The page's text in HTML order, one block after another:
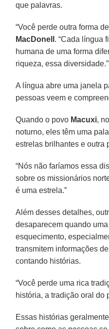
que palavras.
“Você perde outra forma
MacDonell . “Cada língua
humana de uma forma
riqueza, essa diversidade.”
A língua abre uma janela
pessoas veem e
Quando o povo Macuxi, no
noturno, eles têm uma
estrelas brilhantes e outra
“Nós não faríamos essa
sobre os missionários
é uma estrela.”
Além desses detalhes,
desaparecem quando
esquecimento,
transmitem informações
contando histórias.
“Você perde uma rica
história, a tradição oral do
Essas histórias